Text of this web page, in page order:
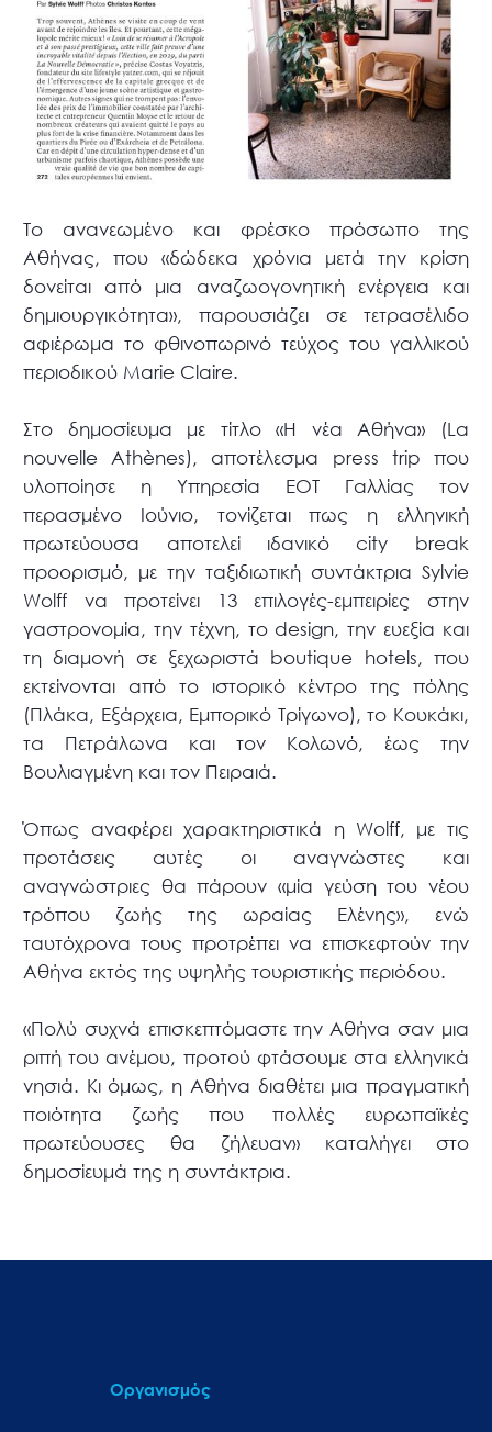
Το ανανεωμένο και φρέσκο πρόσωπο της
Αθήνας, που «δώδεκα χρόνια μετά την κρίση
δονείται από μια αναζωογονητική ενέργεια και
δημιουργικότητα», παρουσιάζει σε τετρασέλιδο
αφιέρωμα το φθινοπωρινό τεύχος του γαλλικού
περιοδικού Marie Claire.
Στο δημοσίευμα με τίτλο «Η νέα Αθήνα» (La
nouvelle Athènes), αποτέλεσμα press trip που
υλοποίησε η Υπηρεσία ΕΟΤ Γαλλίας τον
περασμένο Ιούνιο, τονίζεται πως η ελληνική
πρωτεύουσα αποτελεί ιδανικό city break
προορισμό, με την ταξιδιωτική συντάκτρια Sylvie
Wolff να προτείνει 13 επιλογές-εμπειρίες στην
γαστρονομία, την τέχνη, το design, την ευεξία και
τη διαμονή σε ξεχωριστά boutique hotels, που
εκτείνονται από το ιστορικό κέντρο της πόλης
(Πλάκα, Εξάρχεια, Εμπορικό Τρίγωνο), το Κουκάκι,
τα Πετράλωνα και τον Κολωνό, έως την
Βουλιαγμένη και τον Πειραιά.
Όπως αναφέρει χαρακτηριστικά η Wolff, με τις
προτάσεις αυτές οι αναγνώστες και
αναγνώστριες θα πάρουν «μία γεύση του νέου
τρόπου ζωής της ωραίας Ελένης», ενώ
ταυτόχρονα τους προτρέπει να επισκεφτούν την
Αθήνα εκτός της υψηλής τουριστικής περιόδου.
«Πολύ συχνά επισκεπτόμαστε την Αθήνα σαν μια
ριπή του ανέμου, προτού φτάσουμε στα ελληνικά
νησιά. Κι όμως, η Αθήνα διαθέτει μια πραγματική
ποιότητα ζωής που πολλές ευρωπαϊκές
πρωτεύουσες θα ζήλευαν» καταλήγει στο
δημοσίευμά της η συντάκτρια.
Οργανισμός